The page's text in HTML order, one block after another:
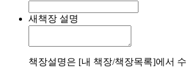
새책장 설명
책장설명은 [내 책장/책장목록]에서